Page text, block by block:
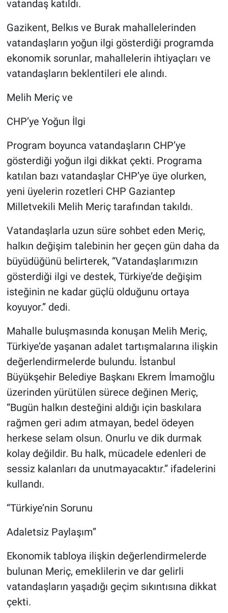
vatandaş katıldı.
Gazikent, Belkıs ve Burak mahallelerinden
vatandaşların yoğun ilgi gösterdiği programda
ekonomik sorunlar, mahallelerin ihtiyaçları ve
vatandaşların beklentileri ele alındı.
Melih Meriç ve
CHP’ye Yoğun İlgi
Program boyunca vatandaşların CHP’ye
gösterdiği yoğun ilgi dikkat çekti. Programa
katılan bazı vatandaşlar CHP’ye üye olurken,
yeni üyelerin rozetleri CHP Gaziantep
Milletvekili Melih Meriç tarafından takıldı.
Vatandaşlarla uzun süre sohbet eden Meriç,
halkın değişim talebinin her geçen gün daha da
büyüdüğünü belirterek, “Vatandaşlarımızın
gösterdiği ilgi ve destek, Türkiye’de değişim
isteğinin ne kadar güçlü olduğunu ortaya
koyuyor.” dedi.
Mahalle buluşmasında konuşan Melih Meriç,
Türkiye’de yaşanan adalet tartışmalarına ilişkin
değerlendirmelerde bulundu. İstanbul
Büyükşehir Belediye Başkanı Ekrem İmamoğlu
üzerinden yürütülen sürece değinen Meriç,
“Bugün halkın desteğini aldığı için baskılara
rağmen geri adım atmayan, bedel ödeyen
herkese selam olsun. Onurlu ve dik durmak
kolay değildir. Bu halk, mücadele edenleri de
sessiz kalanları da unutmayacaktır.” ifadelerini
kullandı.
“Türkiye’nin Sorunu
Adaletsiz Paylaşım”
Ekonomik tabloya ilişkin değerlendirmelerde
bulunan Meriç, emeklilerin ve dar gelirli
vatandaşların yaşadığı geçim sıkıntısına dikkat
çekti.